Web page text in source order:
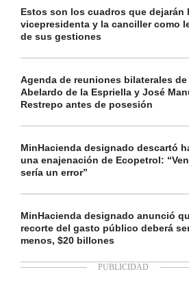
Estos son los cuadros que dejarán
vicepresidenta y la canciller como
de sus gestiones
Agenda de reuniones bilaterales de
Abelardo de la Espriella y José
Restrepo antes de posesión
MinHacienda designado descartó
una enajenación de Ecopetrol:
sería un error”
MinHacienda designado anunció
recorte del gasto público deberá
menos, $20 billones